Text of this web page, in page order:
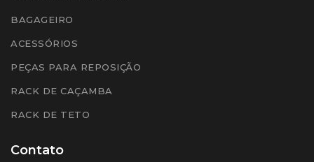
BAGAGEIRO
ACESSÓRIOS
PEÇAS PARA REPOSIÇÃO
RACK DE CAÇAMBA
RACK DE TETO
Contato